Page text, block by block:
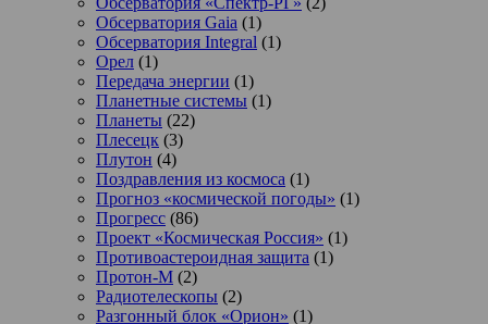
Обсерватория Gaia (1)
Обсерватория Integral (1)
Орел (1)
Передача энергии (1)
Планетные системы (1)
Планеты (22)
Плесецк (3)
Плутон (4)
Поздравления из космоса (1)
Прогноз «космической погоды» (1)
Прогресс (86)
Проект «Космическая Россия» (1)
Противоастероидная защита (1)
Протон-М (2)
Радиотелескопы (2)
Разгонный блок «Орион» (1)